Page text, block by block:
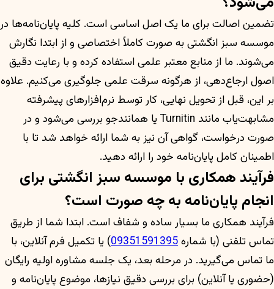
تضمین اصالت برای ما یک اصل اساسی است. کلیه پایان‌نامه‌ها در
موسسه سبز انگشتی به صورت کاملاً اختصاصی و از ابتدا نگارش
می‌شوند. ما از منابع معتبر علمی استفاده کرده و با رعایت دقیق
اصول ارجاع‌دهی، از هرگونه سرقت علمی جلوگیری می‌کنیم. علاوه
بر این، قبل از تحویل نهایی، کار توسط نرم‌افزارهای پیشرفته
مشابهت‌یاب مانند Turnitin یا همانندجو بررسی می‌شود و در
صورت درخواست، گواهی آن نیز به شما ارائه خواهد شد تا با
اطمینان کامل پایان‌نامه خود را ارائه دهید.
فرآیند همکاری با موسسه سبز انگشتی برای
انجام پایان‌نامه به چه صورت است؟
فرآیند همکاری ما بسیار ساده و شفاف است. ابتدا شما از طریق
تماس تلفنی (با شماره09351591395) یا تکمیل فرم آنلاین، با
ما تماس می‌گیرید. در مرحله بعد، یک جلسه مشاوره اولیه رایگان
(حضوری یا آنلاین) برای بررسی دقیق نیازها، موضوع پایان‌نامه و